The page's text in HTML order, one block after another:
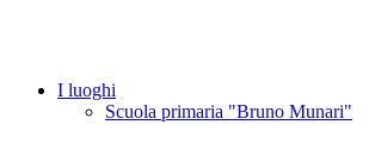
I luoghi
Scuola primaria "Bruno Munari"